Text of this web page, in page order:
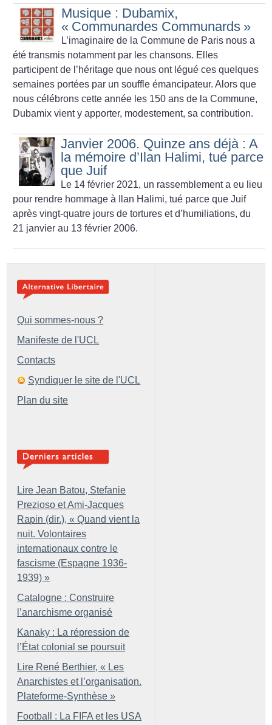
Musique : Dubamix,
« Communardes Communards »
L’imaginaire de la Commune de Paris nous a
été transmis notamment par les chansons. Elles
participent de l’héritage que nous ont légué ces quelques
semaines portées par un souffle émancipateur. Alors que
nous célébrons cette année les 150 ans de la Commune,
Dubamix vient y apporter, modestement, sa contribution.
Janvier 2006. Quinze ans déjà : A
la mémoire d’Ilan Halimi, tué parce
que Juif
Le 14 février 2021, un rassemblement a eu lieu
pour rendre hommage à Ilan Halimi, tué parce que Juif
après vingt-quatre jours de tortures et d’humiliations, du
21 janvier au 13 février 2006.
Qui sommes-nous ?
Manifeste de l'UCL
Contacts
Syndiquer le site de l'UCL
Plan du site
Lire Jean Batou, Stefanie
Prezioso et Ami-Jacques
Rapin (dir.), « Quand vient la
nuit. Volontaires
internationaux contre le
fascisme (Espagne 1936-
1939) »
Catalogne : Construire
l’anarchisme organisé
Kanaky : La répression de
l’État colonial se poursuit
Lire René Berthier, « Les
Anarchistes et l’organisation.
Plateforme-Synthèse »
Football : La FIFA et les USA